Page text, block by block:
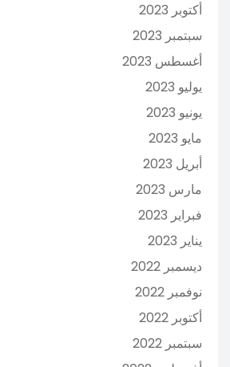
أكتوبر 2023
سبتمبر 2023
أغسطس 2023
يوليو 2023
يونيو 2023
مايو 2023
أبريل 2023
مارس 2023
فبراير 2023
يناير 2023
ديسمبر 2022
نوفمبر 2022
أكتوبر 2022
سبتمبر 2022